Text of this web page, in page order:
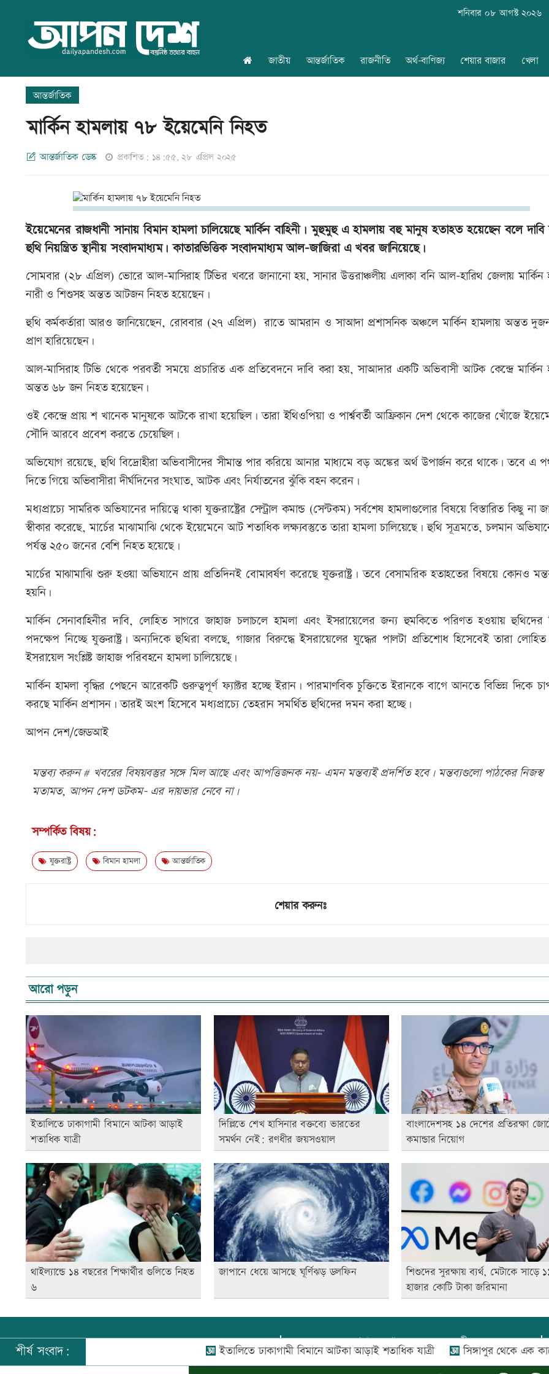
শনিবার ০৮ আগস্ট ২০২৬
জাতীয় আন্তর্জাতিক রাজনীতি অর্থ-বাণিজ্য শেয়ার বাজার খেলা
আন্তর্জাতিক
মার্কিন হামলায় ৭৮ ইয়েমেনি নিহত
আন্তর্জাতিক ডেস্ক প্রকাশিত: ১৪:৫৫, ২৮ এপ্রিল ২০২৫
ইয়েমেনের রাজধানী সানায় বিমান হামলা চালিয়েছে মার্কিন বাহিনী। মুহুমুহু এ হামলায় বহু মানুষ হতাহত হয়েছেন বলে
হুথি নিয়ন্ত্রিত স্থানীয় সংবাদমাধ্যম। কাতারভিত্তিক সংবাদমাধ্যম আল-জাজিরা এ খবর জানিয়েছে।
সোমবার (২৮ এপ্রিল) ভোরে আল-মাসিরাহ টিভির খবরে জানানো হয়, সানার উত্তরাঞ্চলীয় এলাকা বনি আল-হারিথ জেলায় মার্কিন
নারী ও শিশুসহ অন্তত আটজন নিহত হয়েছেন।
হুথি কর্মকর্তারা আরও জানিয়েছেন, রোববার (২৭ এপ্রিল) রাতে আমরান ও সাআদা প্রশাসনিক অঞ্চলে মার্কিন হামলায় অন্তত
প্রাণ হারিয়েছেন।
আল-মাসিরাহ টিভি থেকে পরবর্তী সময়ে প্রচারিত এক প্রতিবেদনে দাবি করা হয়, সাআদার একটি অভিবাসী আটক কেন্দ্রে মার্কিন
অন্তত ৬৮ জন নিহত হয়েছেন।
ওই কেন্দ্রে প্রায় শ খানেক মানুষকে আটকে রাখা হয়েছিল। তারা ইথিওপিয়া ও পার্শ্ববর্তী আফ্রিকান দেশ থেকে কাজের খোঁজে
সৌদি আরবে প্রবেশ করতে চেয়েছিল।
অভিযোগ রয়েছে, হুথি বিদ্রোহীরা অভিবাসীদের সীমান্ত পার করিয়ে আনার মাধ্যমে বড় অঙ্কের অর্থ উপার্জন করে থাকে। তবে এ
দিতে গিয়ে অভিবাসীরা দীর্ঘদিনের সংঘাত, আটক এবং নির্যাতনের ঝুঁকি বহন করেন।
মধ্যপ্রাচ্যে সামরিক অভিযানের দায়িত্বে থাকা যুক্তরাষ্ট্রের সেন্ট্রাল কমান্ড (সেন্টকম) সর্বশেষ হামলাগুলোর বিষয়ে বিস্তারিত কিছু না
স্বীকার করেছে, মার্চের মাঝামাঝি থেকে ইয়েমেনে আট শতাধিক লক্ষ্যবস্তুতে তারা হামলা চালিয়েছে। হুথি সূত্রমতে, চলমান
পর্যন্ত ২৫০ জনের বেশি নিহত হয়েছে।
মার্চের মাঝামাঝি শুরু হওয়া অভিযানে প্রায় প্রতিদিনই বোমাবর্ষণ করেছে যুক্তরাষ্ট্র। তবে বেসামরিক হতাহতের বিষয়ে কোনও
হয়নি।
মার্কিন সেনাবাহিনীর দাবি, লোহিত সাগরে জাহাজ চলাচলে হামলা এবং ইসরায়েলের জন্য হুমকিতে পরিণত হওয়ায় হুথিদের
পদক্ষেপ নিচ্ছে যুক্তরাষ্ট্র। অন্যদিকে হুথিরা বলছে, গাজার বিরুদ্ধে ইসরায়েলের যুদ্ধের পালটা প্রতিশোধ হিসেবেই তারা
ইসরায়েল সংশ্লিষ্ট জাহাজ পরিবহনে হামলা চালিয়েছে।
মার্কিন হামলা বৃদ্ধির পেছনে আরেকটি গুরুত্বপূর্ণ ফ্যাক্টর হচ্ছে ইরান। পারমাণবিক চুক্তিতে ইরানকে বাগে আনতে বিভিন্ন দিকে
করছে মার্কিন প্রশাসন। তারই অংশ হিসেবে মধ্যপ্রাচ্যে তেহরান সমর্থিত হুথিদের দমন করা হচ্ছে।
আপন দেশ/জেডআই
মন্তব্য করুন # খবরের বিষয়বস্তুর সঙ্গে মিল আছে এবং আপত্তিজনক নয়- এমন মন্তব্যই প্রদর্শিত হবে। মন্তব্যগুলো পাঠকের নিজস্ব
মতামত, আপন দেশ ডটকম- এর দায়ভার নেবে না।
সম্পর্কিত বিষয়:
যুক্তরাষ্ট্র বিমান হামলা আন্তর্জাতিক
শেয়ার করুনঃ
আরো পড়ুন
ইতালিতে ঢাকাগামী বিমানে আটকা আড়াই
শতাধিক যাত্রী
দিল্লিতে শেখ হাসিনার বক্তব্যে ভারতের
সমর্থন নেই: রণধীর জয়সওয়াল
বাংলাদেশসহ ১৪ দেশের প্রতিরক্ষা
কমান্ডার নিয়োগ
থাইল্যান্ডে ১৪ বছরের শিক্ষার্থীর গুলিতে নিহত
৬
জাপানে ধেয়ে আসছে ঘূর্ণিঝড় ডলফিন
শিশুদের সুরক্ষায় ব্যর্থ, মেটাকে সাড়ে
হাজার কোটি টাকা জরিমানা
প্রধান সম্পাদক:আফজাল বারী
প্রোমিতা আফরিন কর্তৃক সম্পাদিত ও প্রকাশিত
শীর্ষ সংবাদ: ইতালিতে ঢাকাগামী বিমানে আটকা আড়াই শতাধিক যাত্রী সিঙ্গাপুর থেকে এক কার্গো